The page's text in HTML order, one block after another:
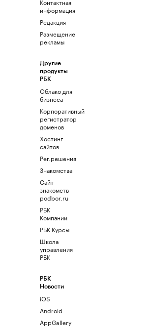
информация
Редакция
Размещение
рекламы
Другие
продукты
РБК
Облако для
бизнеса
Корпоративный
регистратор
доменов
Хостинг
сайтов
Рег.решения
Знакомства
Сайт
знакомств
podbor.ru
РБК
Компании
РБК Курсы
Школа
управления
РБК
РБК
Новости
iOS
Android
AppGallery